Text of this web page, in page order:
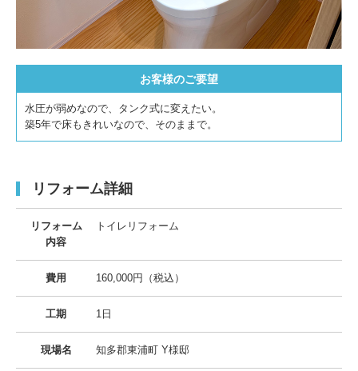
お客様のご要望
水圧が弱めなので、タンク式に変えたい。
築5年で床もきれいなので、そのままで。
リフォーム詳細
リフォーム
内容
トイレリフォーム
費用 160,000円（税込）
工期 1日
現場名 知多郡東浦町 Y様邸